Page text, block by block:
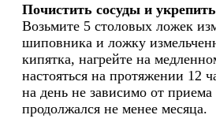
Почистить сосуды и
Возьмите 5 столовых ложек
шиповника и ложку
кипятка, нагрейте на
настояться на протяжении 12
на день не зависимо от
продолжался не менее месяца.